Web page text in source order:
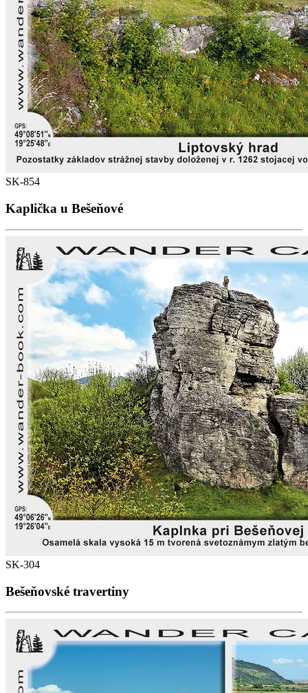
SK-854
Kaplička u Bešeňové
SK-304
Bešeňovské travertiny